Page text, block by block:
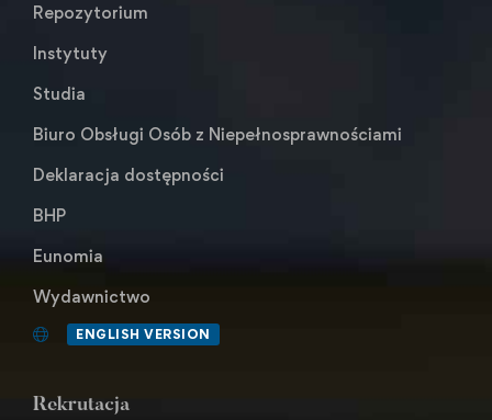
Repozytorium
Instytuty
Studia
Biuro Obsługi Osób z Niepełnosprawnościami
Deklaracja dostępności
BHP
Eunomia
Wydawnictwo
ENGLISH VERSION
Rekrutacja